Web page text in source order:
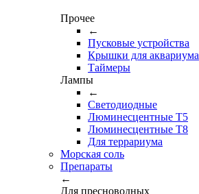
Прочее
←
Пусковые устройства
Крышки для аквариума
Таймеры
Лампы
←
Светодиодные
Люминесцентные Т5
Люминесцентные Т8
Для террариума
Морская соль
Препараты
←
Для пресноводных